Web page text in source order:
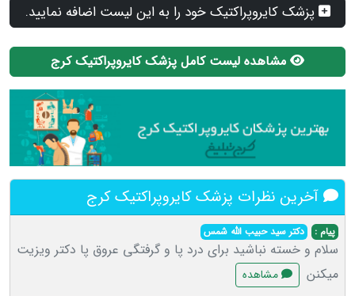
پزشک کایروپراکتیک خود را به این لیست اضافه نمایید.
مشاهده لیست کامل پزشک کایروپراکتیک کرج
آخرین نظرات پزشک کایروپراکتیک کرج
پیام : دکتر سید حبیب الله شمس
سلام و خسته نباشید برای درد پا و گرفتگی عروق پا دکتر ویزیت
میکنن
مشاهده